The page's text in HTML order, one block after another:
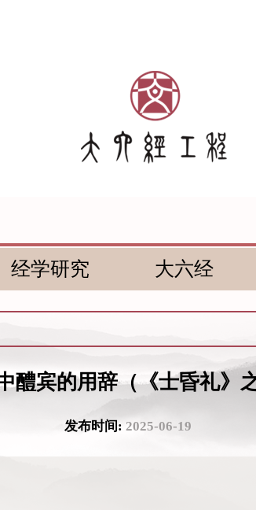
经学研究 大六经
醴宾的用辞（《士昏礼》
发布时间: 2025-06-19